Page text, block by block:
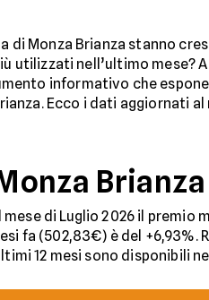
di Monza Brianza stanno
utilizzati nell’ultimo mese?
informativo che
Ecco i dati aggiornati al
di Luglio 2026 il premio
fa (502,83€) è del
12 mesi sono disponibili